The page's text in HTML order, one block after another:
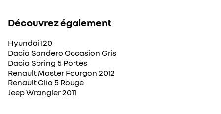
Découvrez également
Hyundai I20
Dacia Sandero Occasion Gris
Dacia Spring 5 Portes
Renault Master Fourgon 2012
Renault Clio 5 Rouge
Jeep Wrangler 2011